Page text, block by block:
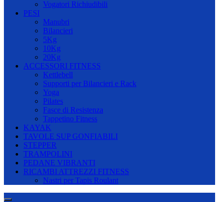
Vogatori Richiudibili
PESI
Manubri
Bilancieri
5Kg
10Kg
20Kg
ACCESSORI FITNESS
Kettlebell
Supporti per Bilancieri e Rack
Yoga
Pilates
Fasce di Resistenza
Tappetino Fitness
KAYAK
TAVOLE SUP GONFIABILI
STEPPER
TRAMPOLINI
PEDANE VIBRANTI
RICAMBI ATTREZZI FITNESS
Nastri per Tapis Roulant